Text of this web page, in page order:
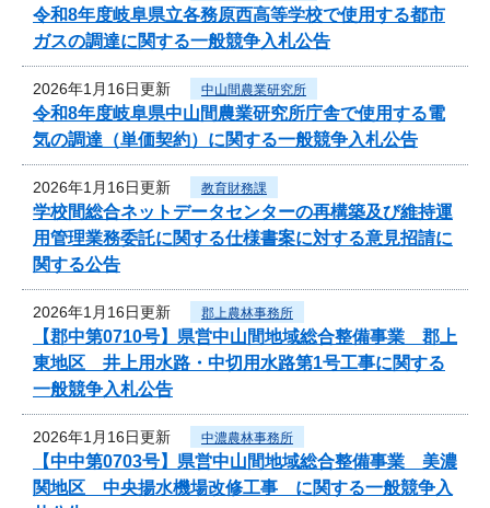
令和8年度岐阜県立各務原西高等学校で使用する都市
ガスの調達に関する一般競争入札公告
2026年1月16日更新 中山間農業研究所
令和8年度岐阜県中山間農業研究所庁舎で使用する電
気の調達（単価契約）に関する一般競争入札公告
2026年1月16日更新 教育財務課
学校間総合ネットデータセンターの再構築及び維持運
用管理業務委託に関する仕様書案に対する意見招請に
関する公告
2026年1月16日更新 郡上農林事務所
【郡中第0710号】県営中山間地域総合整備事業 郡上
東地区 井上用水路・中切用水路第1号工事に関する
一般競争入札公告
2026年1月16日更新 中濃農林事務所
【中中第0703号】県営中山間地域総合整備事業 美濃
関地区 中央揚水機場改修工事 に関する一般競争入